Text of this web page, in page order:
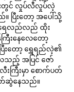
းတွင် လှုပ်လီလှုပ်လဲ့
ပြီးတော့ အပေါ်သို့
ရေလည်လည် ထိုး
ြီးနေလေတော့
ြီးတော့ ရွှေရည်လဲ့၏
သည့် အပြင် ဇော်
ကြီးမှာ စောက်ပတ်
ဆွဲနေသည်။